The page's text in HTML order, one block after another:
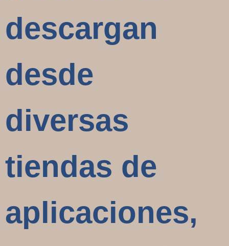
descargan
desde
diversas
tiendas de
aplicaciones,